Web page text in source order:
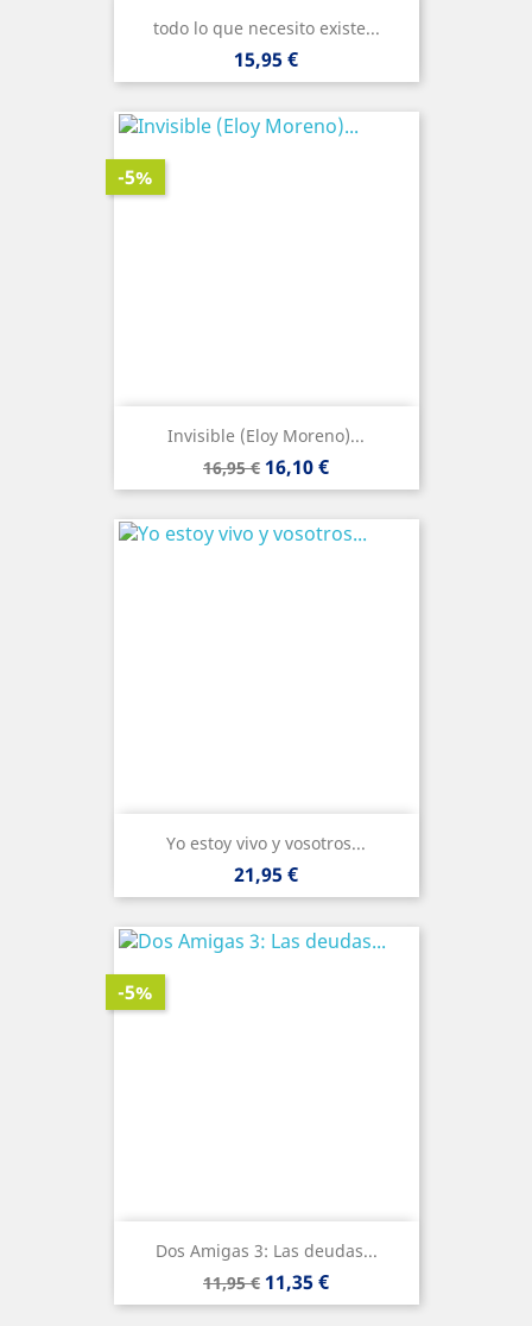
todo lo que necesito existe...
Precio
15,95 €
Invisible (Eloy Moreno)...
Precio
base
16,95 €
-5%
Precio
16,10 €
Yo estoy vivo y vosotros...
Precio
21,95 €
Dos Amigas 3: Las deudas...
Precio
base
11,95 €
-5%
Precio
11,35 €